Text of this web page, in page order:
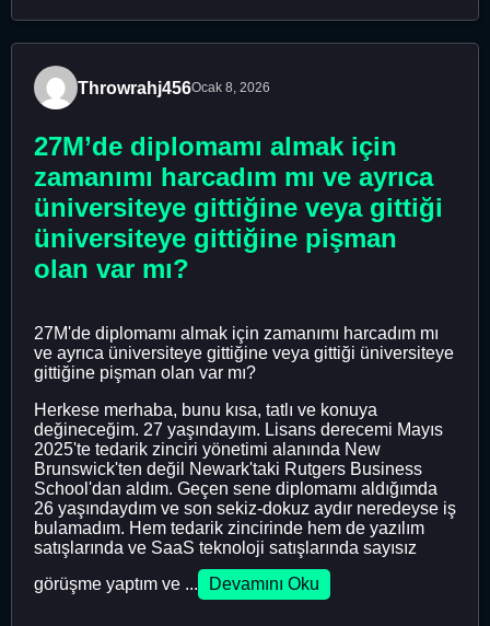
Throwrahj456Ocak 8, 2026
27M’de diplomamı almak için
zamanımı harcadım mı ve ayrıca
üniversiteye gittiğine veya gittiği
üniversiteye gittiğine pişman
olan var mı?
27M'de diplomamı almak için zamanımı harcadım mı
ve ayrıca üniversiteye gittiğine veya gittiği üniversiteye
gittiğine pişman olan var mı?
Herkese merhaba, bunu kısa, tatlı ve konuya
değineceğim. 27 yaşındayım. Lisans derecemi Mayıs
2025'te tedarik zinciri yönetimi alanında New
Brunswick'ten değil Newark'taki Rutgers Business
School'dan aldım. Geçen sene diplomamı aldığımda
26 yaşındaydım ve son sekiz-dokuz aydır neredeyse iş
bulamadım. Hem tedarik zincirinde hem de yazılım
satışlarında ve SaaS teknoloji satışlarında sayısız
görüşme yaptım ve ...
Devamını Oku